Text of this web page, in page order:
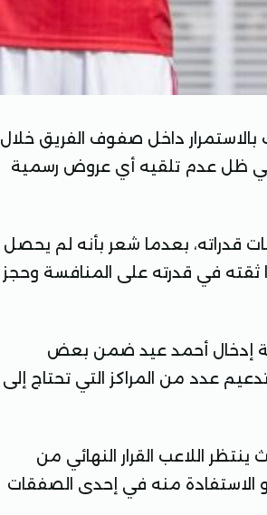
داخل صفوف الفريق خلال
في ظل عدم تلقيه أي عروض رسمية
قدراته، بعدما شعر بأنه لم يحصل
ثقته في قدرته على المنافسة وحجز
إدخال أحمد عيد ضمن بعض
عدد من المراكز التي تحتاج إلى
اللاعب القرار النهائي من
أو الاستفادة منه في إحدى الصفقات